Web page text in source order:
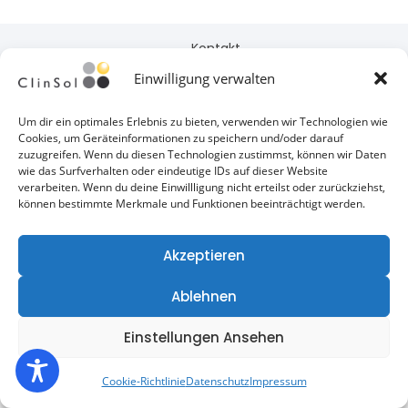
Einwilligung verwalten
Um dir ein optimales Erlebnis zu bieten, verwenden wir Technologien wie
Cookies, um Geräteinformationen zu speichern und/oder darauf
zuzugreifen. Wenn du diesen Technologien zustimmst, können wir Daten
wie das Surfverhalten oder eindeutige IDs auf dieser Website
verarbeiten. Wenn du deine Einwillligung nicht erteilst oder zurückziehst,
können bestimmte Merkmale und Funktionen beeinträchtigt werden.
Akzeptieren
Ablehnen
Einstellungen Ansehen
Cookie-RichtlinieDatenschutzImpressum
Kontakt
Impressum
Cookie-Richtlinie (EU)
Copyright © 2026 Clinsol GmbH & Co. KG | Powered By
Clinsol GmbH & Co. KG
Folgen Sie uns auf Social Media